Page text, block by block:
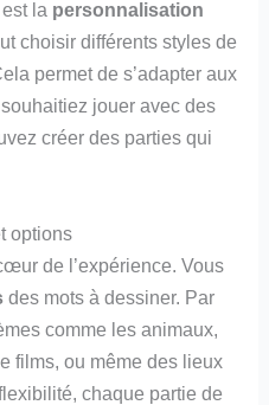
la personnalisation
choisir différents styles de
permet de s’adapter aux
jouer avec des
créer des parties qui
options
de l’expérience. Vous
des mots à dessiner. Par
comme les animaux,
films, ou même des lieux
chaque partie de